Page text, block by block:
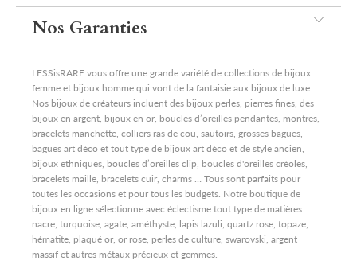
Nos Garanties
LESSisRARE vous offre une grande variété de collections de bijoux
femme et bijoux homme qui vont de la fantaisie aux bijoux de luxe.
Nos bijoux de créateurs incluent des bijoux perles, pierres fines, des
bijoux en argent, bijoux en or, boucles d’oreilles pendantes, montres,
bracelets manchette, colliers ras de cou, sautoirs, grosses bagues,
bagues art déco et tout type de bijoux art déco et de style ancien,
bijoux ethniques, boucles d’oreilles clip, boucles d'oreilles créoles,
bracelets maille, bracelets cuir, charms … Tous sont parfaits pour
toutes les occasions et pour tous les budgets. Notre boutique de
bijoux en ligne sélectionne avec éclectisme tout type de matières :
nacre, turquoise, agate, améthyste, lapis lazuli, quartz rose, topaze,
hématite, plaqué or, or rose, perles de culture, swarovski, argent
massif et autres métaux précieux et gemmes.